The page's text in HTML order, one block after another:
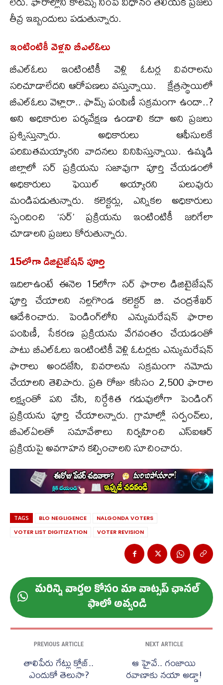
తీవ్ర ఇబ్బందులు పడుతున్నారు.
ఇంటింటికీ వెళ్లని బీఎల్ఓలు
బీఎల్‌ఓలు ఇంటింటికీ వెళ్లి ఓటర్ల వివరాలను
సరిచూడాలేదని ఆరోపణలు వస్తున్నాయి. క్షేత్రస్థాయిలో
బీఎల్ఓలు వెళ్లారా.. ఫామ్స్ పంపిణీ సక్రమంగా ఉందా..?
అని అధికారుల పర్యవేక్షణ ఉండాలి కదా అని ప్రజలు
ప్రశ్నిస్తున్నారు. అధికారులు ఆఫీసులకే
పరిమితమయ్యారని వాదనలు వినిపిస్తున్నాయి. ఉమ్మడి
జిల్లాలో సర్ ప్రక్రియను సజావుగా పూర్తి చేయడంలో
అధికారులు ఫెయిల్ అయ్యారని పలువురు
మండిపడుతున్నారు. కలెక్టర్లు, ఎన్నికల అధికారులు
స్పందించి ‘సర్’ ప్రక్రియను ఇంటింటికీ జరిగేలా
చూడాలని ప్రజలు కోరుతున్నారు.
15లోగా డిజిటైజేషన్ పూర్తి
ఇదిలాఉంటే ఈనెల 15లోగా సర్ ఫారాల డిజిటైజేషన్
పూర్తి చేయాలని నల్లగొండ కలెక్టర్ బి. చంద్రశేఖర్
ఆదేశించారు. పెండింగ్‌లోని ఎన్యుమరేషన్ ఫారాల
పంపిణీ, సేకరణ ప్రక్రియను వేగవంతం చేయడంతో
పాటు బీఎల్‌ఓలు ఇంటింటికీ వెళ్లి ఓటర్లకు ఎన్యుమరేషన్
ఫారాలు అందజేసి, వివరాలను సక్రమంగా నమోదు
చేయాలని తెలిపారు. ప్రతి రోజు కనీసం 2,500 ఫారాల
లక్ష్యంతో పని చేసి, నిర్దేశిత గడువులోగా పెండింగ్
ప్రక్రియను పూర్తి చేయాలన్నారు. గ్రామాల్లో సర్పంచ్‌లు,
బీఎల్‌ఏలతో సమావేశాలు నిర్వహించి ఎస్‌ఐఆర్
ప్రక్రియపై అవగాహన కల్పించాలని సూచించారు.
TAGS BLO NEGLIGENCE
NALGONDA VOTERS
VOTER LIST DIGITIZATION
VOTER REVISION
మ‌రిన్ని వార్త‌ల కోసం మా వాట్స‌ప్ ఛాన‌ల్
ఫాలో అవ్వండి
PREVIOUS ARTICLE
తాలిపేరు గేట్లు క్లోజ్..
ఎందుకో తెలుసా?
NEXT ARTICLE
ఆ హైవే.. గంజాయి
రవాణాకు నయా అడ్డా!